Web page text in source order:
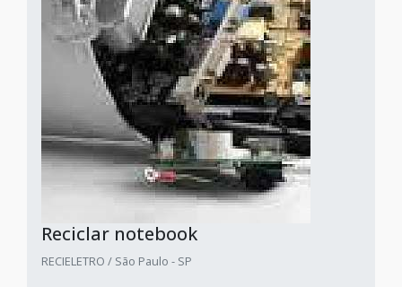
Reciclar notebook
RECIELETRO / São Paulo - SP